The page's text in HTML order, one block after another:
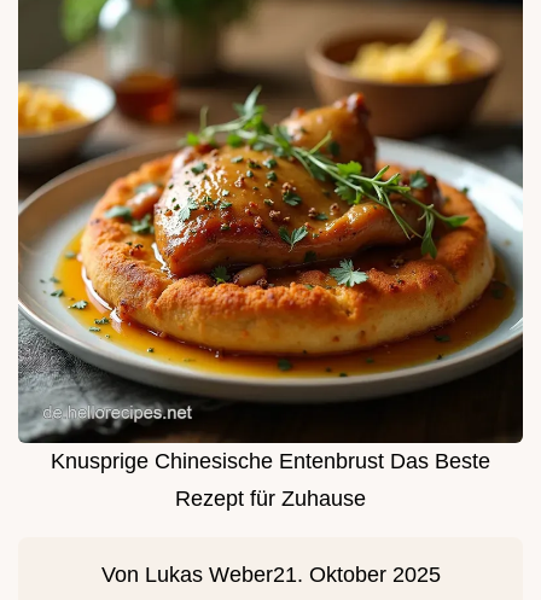
Knusprige Chinesische Entenbrust Das Beste
Rezept für Zuhause
Von Lukas Weber21. Oktober 2025